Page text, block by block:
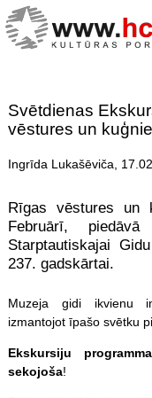
Svētdienas
vēstures un
Ingrīda Lukašēviča,
Rīgas vēstures un
Februārī,
Starptautiskajai
237. gadskārtai.
Muzeja gidi ikvienu
izmantojot īpašo svētku
Ekskursiju
sekojoša!